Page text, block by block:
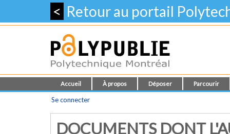
< Retour au portail
Accueil À propos Déposer Parcourir
Se connecter
DOCUMENTS DONT